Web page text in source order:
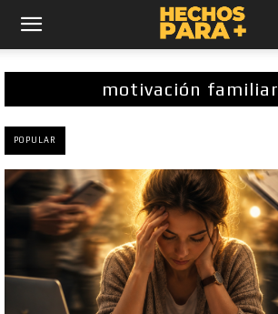
motivación familiar
POPULAR